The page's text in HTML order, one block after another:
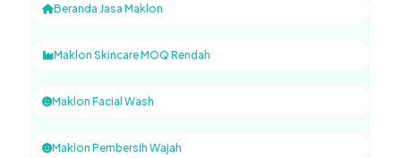
Beranda Jasa Maklon
Maklon Skincare MOQ Rendah
Maklon Facial Wash
Maklon Pembersih Wajah